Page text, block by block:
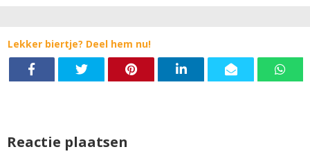
Lekker biertje? Deel hem nu!
Reactie plaatsen